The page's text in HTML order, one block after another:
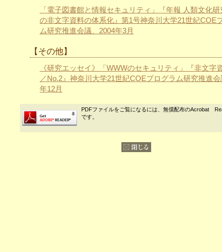
「電子図書館と情報セキュリティ」『年報 人類文化
の非文字資料の体系化』第1号神奈川大学21世紀COE
ム研究推進会議、2004年3月
【その他】
《研究エッセイ》「WWWのセキュリティ」『非文字
／No.2』神奈川大学21世紀COEプログラム研究推進
年12月
PDFファイルをご覧になるには、無償配布のAcrobat
です。